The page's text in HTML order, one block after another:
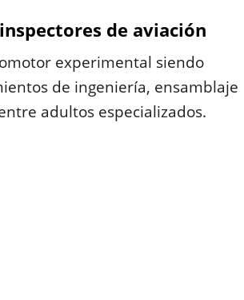
de aviación
experimental siendo
de ingeniería, ensamblaje
adultos especializados.